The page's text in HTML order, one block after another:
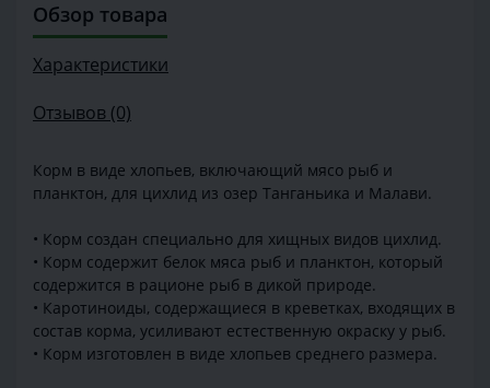
Обзор товара
Характеристики
Отзывов (0)
Корм в виде хлопьев, включающий мясо рыб и
планктон, для цихлид из озер Танганьика и Малави.
• Корм создан специально для хищных видов цихлид.
• Корм содержит белок мяса рыб и планктон, который
содержится в рационе рыб в дикой природе.
• Каротиноиды, содержащиеся в креветках, входящих в
состав корма, усиливают естественную окраску у рыб.
• Корм изготовлен в виде хлопьев среднего размера.